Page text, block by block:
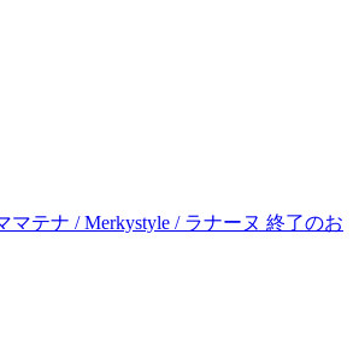
マテナ / Merkystyle / ラナーヌ 終了のお